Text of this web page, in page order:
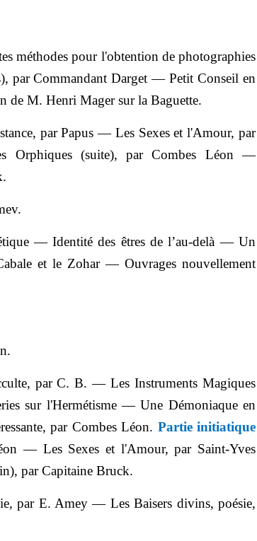
méthodes pour l'obten­tion de photographies
par CommandantDarget — Petit Conseil en
de M. Henri Magersur la Baguette.
par Papus — Les Sexes et l'Amour, par
Orphiques (suite), par Combes Léon —
— Identité des êtres de l’au-delà — Un
et le Zohar — Ouvrages nouvellement
par C. B. — Les Instruments Magiques
sur l'Hermétisme — Une Démoniaque en
par Combes Léon. Partie initiatique
— Les Sexes et l'Amour, par Saint-Yves
par Capitaine Bruck.
par E. Amey — Les Baisers divins, poésie,